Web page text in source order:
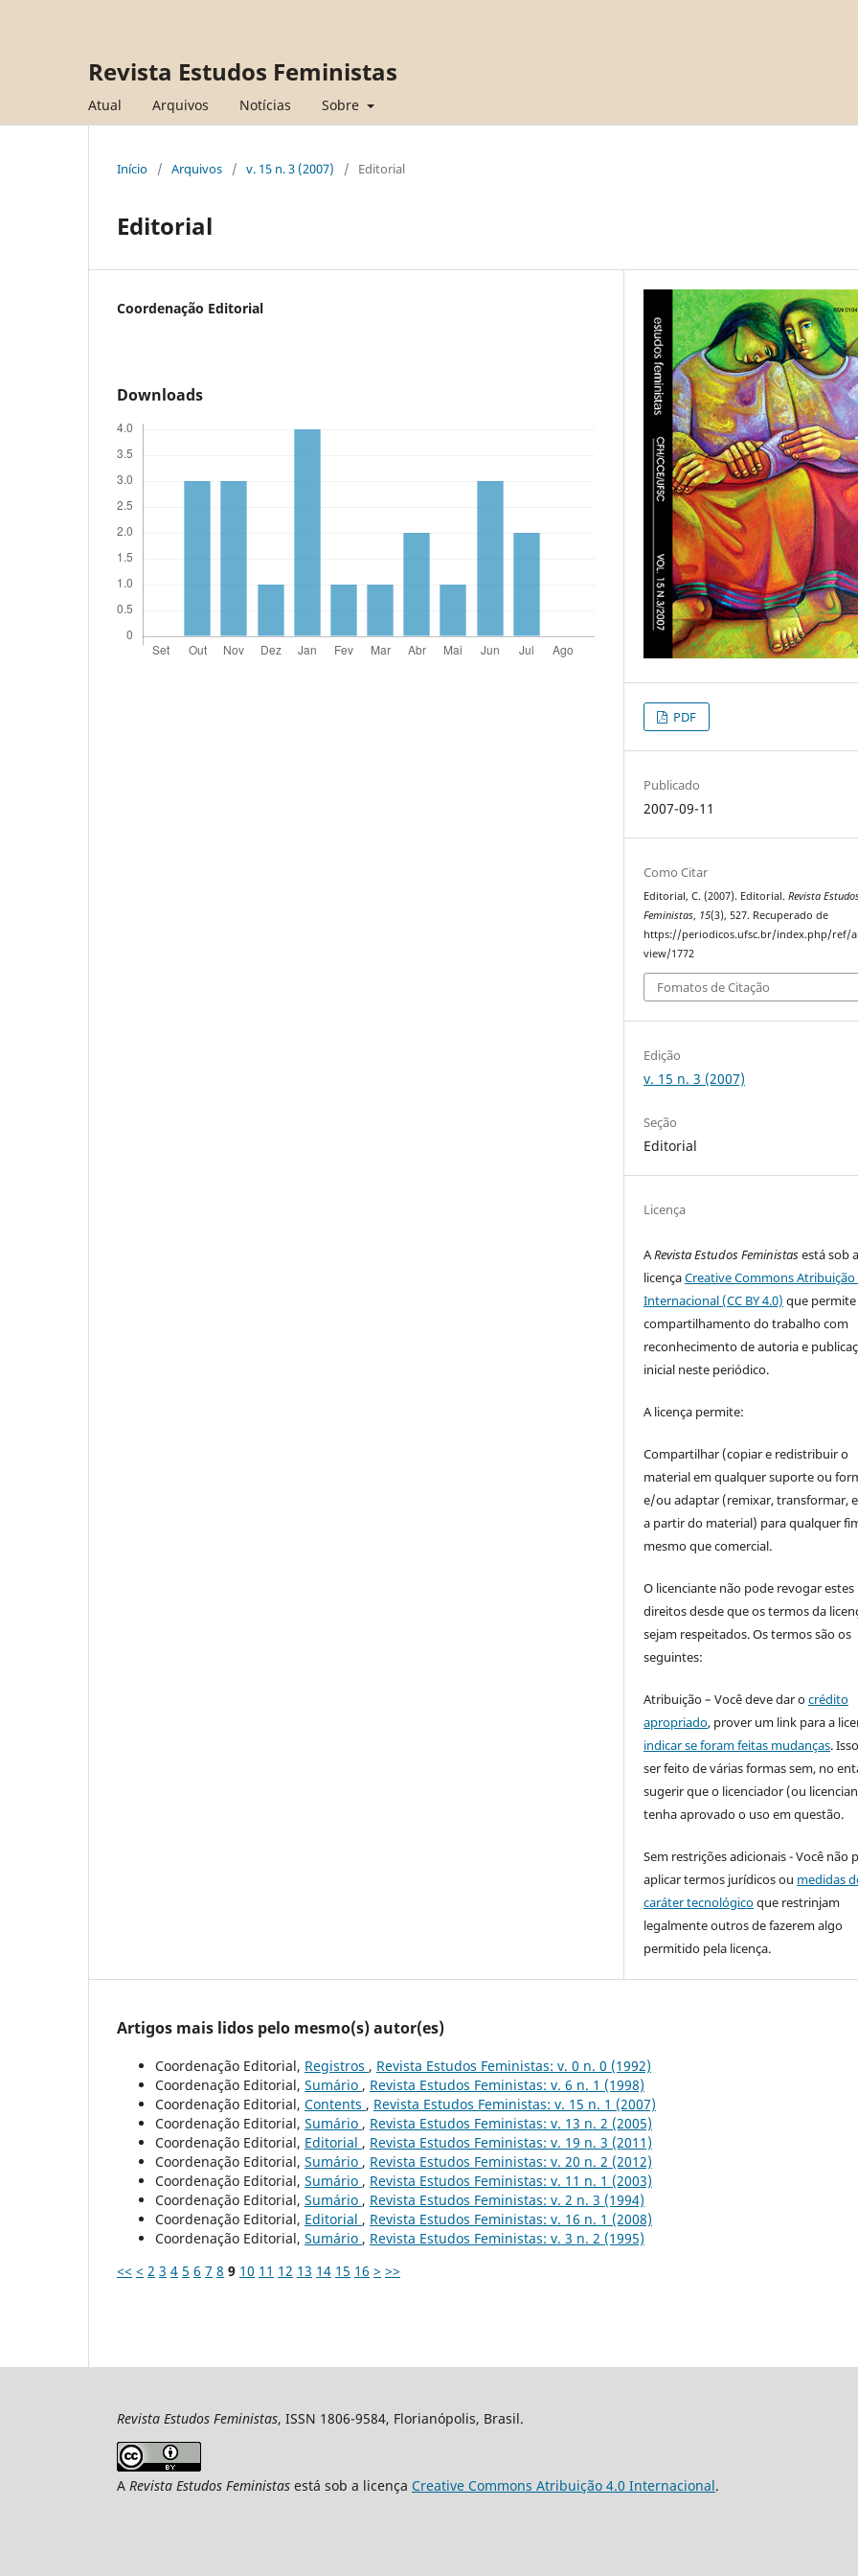
Revista Estudos Feministas
Atual Arquivos Notícias Sobre
Início / Arquivos / v. 15 n. 3 (2007) / Editorial
Editorial
Coordenação Editorial
Downloads
PDF
Publicado
2007-09-11
Como Citar
Editorial, C. (2007). Editorial.Revista
Feministas, 15(3), 527. Recuperado de
https://periodicos.ufsc.br/index.php/ref/
view/1772
Fomatos de Citação
Edição
v. 15 n. 3 (2007)
Seção
Editorial
Licença
ARevista Estudos Feministasestá sob a
licençaCreative Commons Atribuição
Internacional (CC BY 4.0) que
compartilhamento do trabalho com
reconhecimento de autoria e
inicial neste periódico.
A licença permite:
Compartilhar (copiar e redistribuir o
material em qualquer suporte ou
e/ou adaptar (remixar, transformar,
a partir do material) para qualquer
mesmo que comercial.
O licenciante não pode revogar estes
direitos desde que os termos da
sejam respeitados. Os termos são os
seguintes:
Atribuição – Você deve dar ocrédito
apropriado, prover um link para a
indicar se foram feitas mudanças.
ser feito de várias formas sem, no
sugerir que o licenciador (ou
tenha aprovado o uso em questão.
Sem restrições adicionais - Você não
aplicar termos jurídicos ou medidas
caráter tecnológicoque restrinjam
legalmente outros de fazerem algo
permitido pela licença.
Artigos mais lidos pelo mesmo(s) autor(es)
Coordenação Editorial, Registros , Revista Estudos Feministas: v. 0 n. 0 (1992)
Coordenação Editorial, Sumário , Revista Estudos Feministas: v. 6 n. 1 (1998)
Coordenação Editorial, Contents , Revista Estudos Feministas: v. 15 n. 1 (2007)
Coordenação Editorial, Sumário , Revista Estudos Feministas: v. 13 n. 2 (2005)
Coordenação Editorial, Editorial , Revista Estudos Feministas: v. 19 n. 3 (2011)
Coordenação Editorial, Sumário , Revista Estudos Feministas: v. 20 n. 2 (2012)
Coordenação Editorial, Sumário , Revista Estudos Feministas: v. 11 n. 1 (2003)
Coordenação Editorial, Sumário , Revista Estudos Feministas: v. 2 n. 3 (1994)
Coordenação Editorial, Editorial , Revista Estudos Feministas: v. 16 n. 1 (2008)
Coordenação Editorial, Sumário , Revista Estudos Feministas: v. 3 n. 2 (1995)
<< < 2 3 4 5 6 7 8 9 10 11 12 13 14 15 16 > >>
Revista Estudos Feministas, ISSN 1806-9584, Florianópolis, Brasil.
A Revista Estudos Feministas está sob a licença Creative Commons Atribuição 4.0 Internacional.